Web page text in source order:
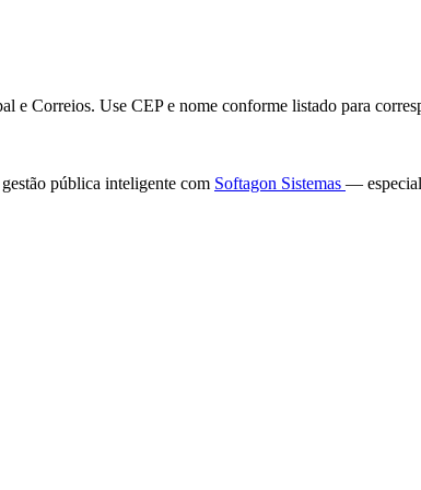
e Correios. Use CEP e nome conforme listado para
pública inteligente com Softagon Sistemas —